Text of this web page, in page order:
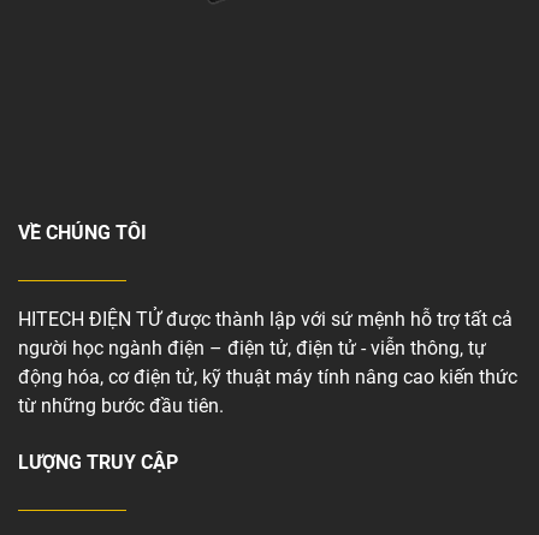
VỀ CHÚNG TÔI
HITECH ĐIỆN TỬ được thành lập với sứ mệnh hỗ trợ tất cả
người học ngành điện – điện tử, điện tử - viễn thông, tự
động hóa, cơ điện tử, kỹ thuật máy tính nâng cao kiến thức
từ những bước đầu tiên.
LƯỢNG TRUY CẬP